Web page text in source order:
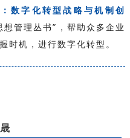
：数字化转型战略与机制创
管理丛书”，帮助众多企业
时机，进行数字化转型。